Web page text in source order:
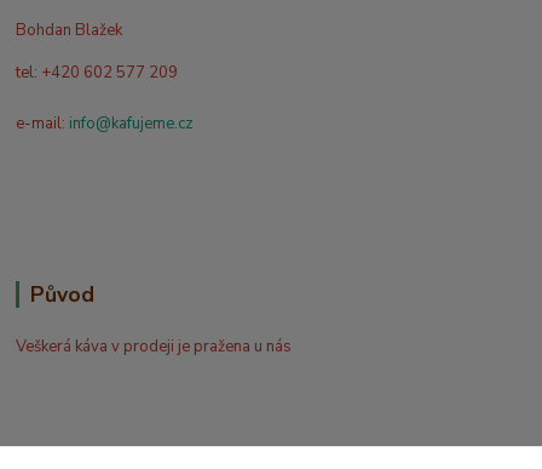
Bohdan Blažek
tel: +420 602 577 209
e-mail: info@kafujeme.cz
Původ
Veškerá káva v prodeji je pražena u nás